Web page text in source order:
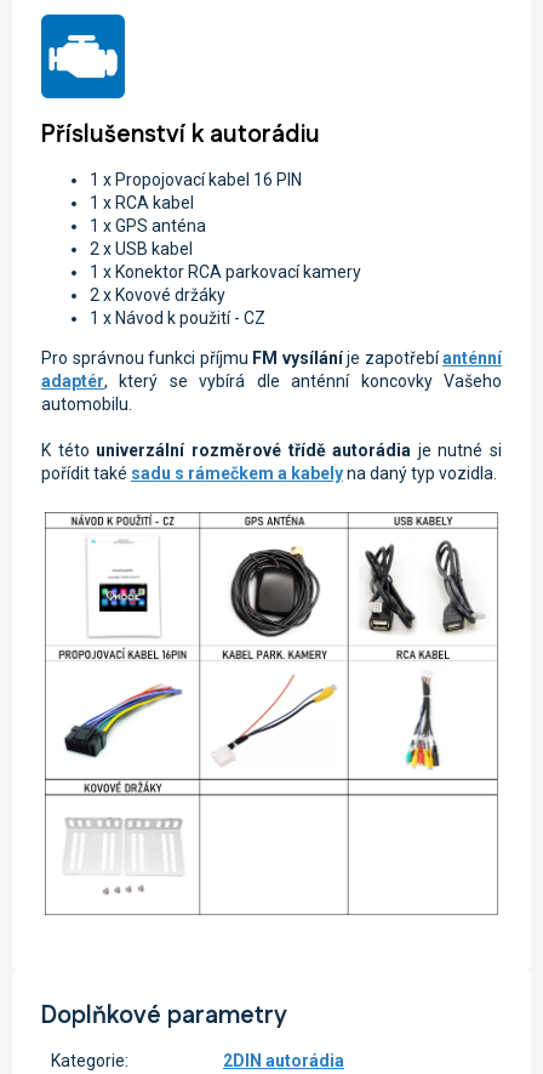
Příslušenství k autorádiu
1 x Propojovací kabel 16 PIN
1 x RCA kabel
1 x GPS anténa
2 x USB kabel
1 x Konektor RCA parkovací kamery
2 x Kovové držáky
1 x Návod k použití - CZ
Pro správnou funkci příjmu FM vysíláníje zapotřebíanténní
adaptér, který se vybírá dle anténní koncovky Vašeho
automobilu.
K této univerzální rozměrové třídě autorádia je nutné si
pořídit také sadu s rámečkem a kabelyna daný typ vozidla.
Doplňkové parametry
Kategorie:
2DIN autorádia